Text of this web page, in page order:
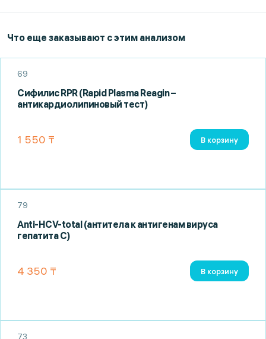
Что еще заказывают с этим анализом
69
Сифилис RPR (Rapid Plasma Reagin –
антикардиолипиновый тест)
1 550 ₸ В корзину
79
Anti-HCV-total (антитела к антигенам вируса
гепатита C)
4 350 ₸ В корзину
73